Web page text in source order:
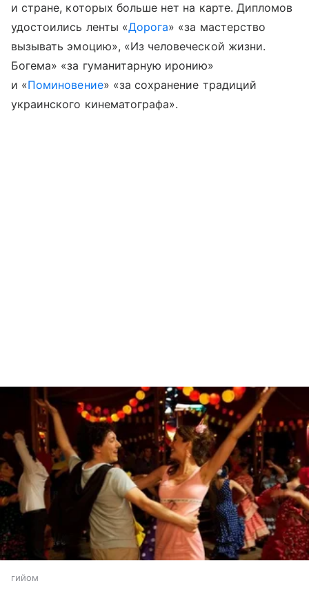
и стране, которых больше нет на карте. Дипломов
удостоились ленты «Дорога» «за мастерство
вызывать эмоцию», «Из человеческой жизни.
Богема» «за гуманитарную иронию»
и «Поминовение» «за сохранение традиций
украинского кинематографа».
гийом